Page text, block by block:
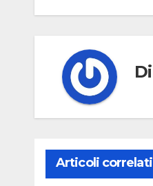
Di
Articoli correlati